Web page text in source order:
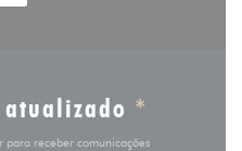
*
para receber comunicações